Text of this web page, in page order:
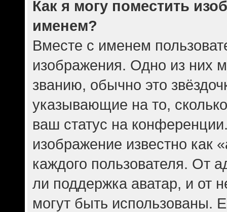
Как я могу поместить
именем?
Вместе с именем
изображения. Одно из них
званию, обычно это
указывающие на то,
ваш статус на
изображение известно как
каждого пользователя. От
ли поддержка аватар, и от
могут быть использованы.